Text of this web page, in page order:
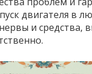
двигателя в
и средства,